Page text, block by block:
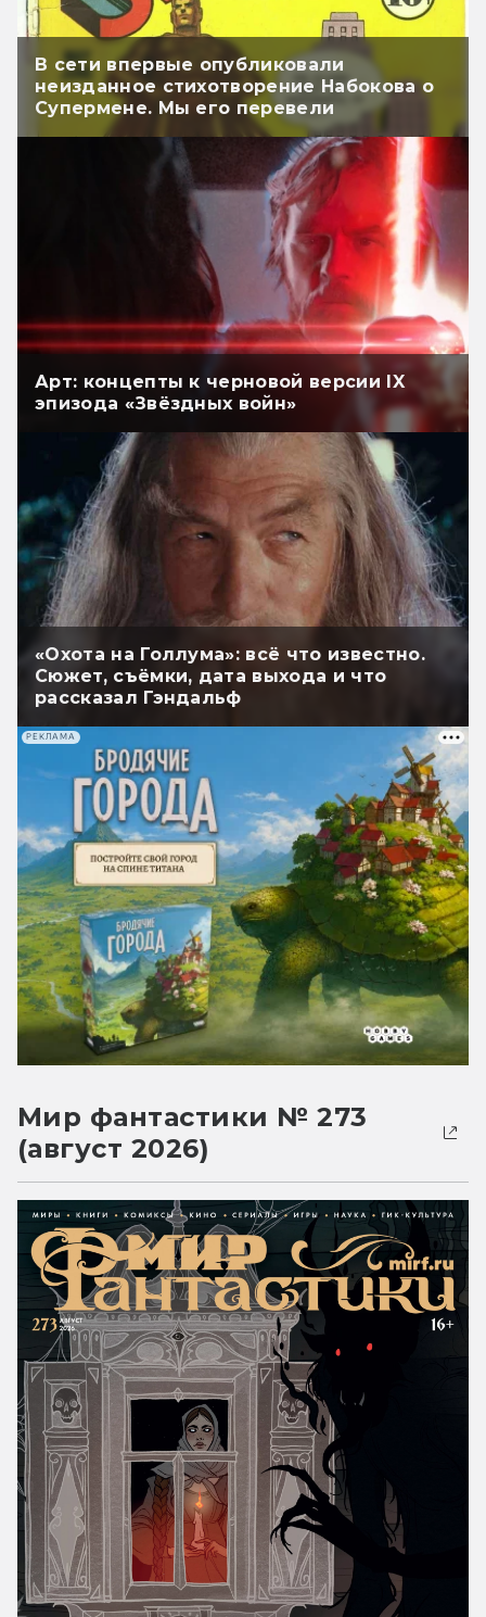
В сети впервые опубликовали
неизданное стихотворение Набокова о
Супермене. Мы его перевели
Арт: концепты к черновой версии IX
эпизода «Звёздных войн»
«Охота на Голлума»: всё что известно.
Сюжет, съёмки, дата выхода и что
рассказал Гэндальф
РЕКЛАМА
Мир фантастики № 273
(август 2026)